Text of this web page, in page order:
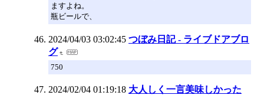
ますよね。
瓶ビールで、
2024/04/03 03:02:45 つぼみ日記 - ライブドアブロ
グ
750
2024/02/04 01:19:18 大人しく一言美味しかった